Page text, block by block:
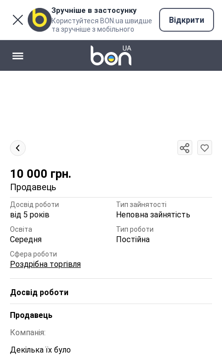
Зручніше в застосунку
Користуйтеся BON.ua швидше
та зручніше з мобільного
Відкрити
10 000 грн.
Продавець
Досвід роботи
від 5 років
Тип зайнятості
Неповна зайнятість
Освіта
Середня
Тип роботи
Постійна
Сфера роботи
Роздрібна торгівля
Досвід роботи
Продавець
Компанія:
Декілька їх було